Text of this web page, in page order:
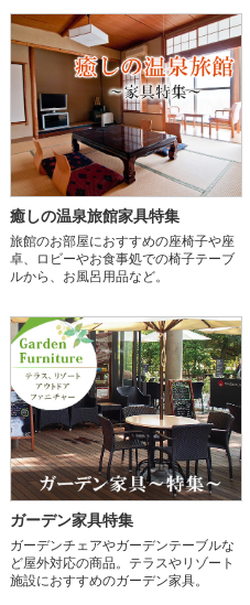
癒しの温泉旅館家具特集
旅館のお部屋におすすめの座椅子や座
卓、ロビーやお食事処での椅子テーブ
ルから、お風呂用品など。
ガーデン家具特集
ガーデンチェアやガーデンテーブルな
ど屋外対応の商品。テラスやリゾート
施設におすすめのガーデン家具。